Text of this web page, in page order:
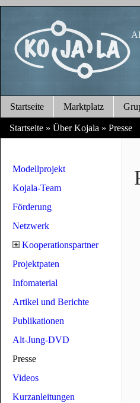
Startseite Marktplatz
Startseite » Über Kojala » Presse
Modellprojekt
Kojala-Team
Förderung
Netzwerk
Kooperationspartner
Projektpaten
Infomaterial
Artikel und Berichte
Publikationen
Alt-Jung-DVD
Presse
Videos
Kurzanleitungen